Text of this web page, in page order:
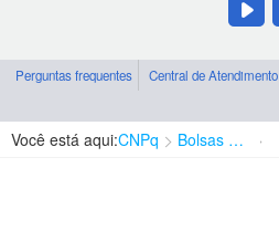
Perguntas frequentes Central de Atendimento
Você está aqui:CNPq Bolsas e Auxílios Vigentes